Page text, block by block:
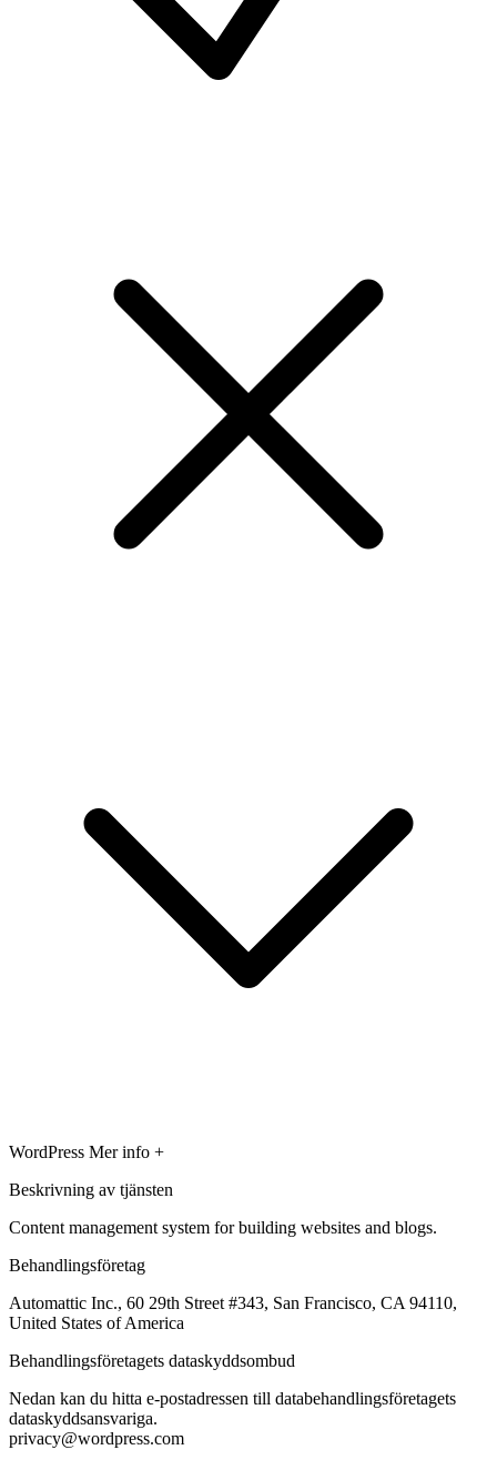
WordPress Mer info +
Beskrivning av tjänsten
Content management system for building websites and blogs.
Behandlingsföretag
Automattic Inc., 60 29th Street #343, San Francisco, CA 94110,
United States of America
Behandlingsföretagets dataskyddsombud
Nedan kan du hitta e-postadressen till databehandlingsföretagets
dataskyddsansvariga.
privacy@wordpress.com